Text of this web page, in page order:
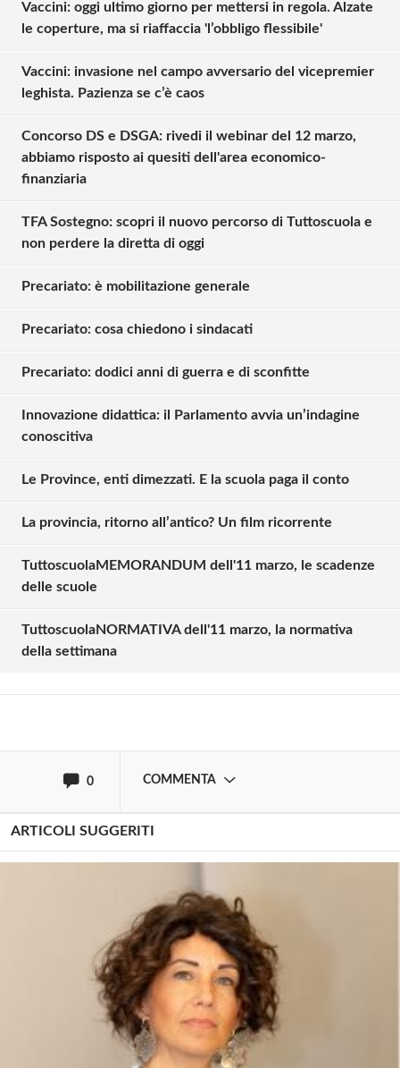
Vaccini: oggi ultimo giorno per mettersi in regola. Alzate
le coperture, ma si riaffaccia 'l’obbligo flessibile'
Vaccini: invasione nel campo avversario del vicepremier
leghista. Pazienza se c’è caos
Concorso DS e DSGA: rivedi il webinar del 12 marzo,
abbiamo risposto ai quesiti dell'area economico-
finanziaria
TFA Sostegno: scopri il nuovo percorso di Tuttoscuola e
non perdere la diretta di oggi
Precariato: è mobilitazione generale
Precariato: cosa chiedono i sindacati
Precariato: dodici anni di guerra e di sconfitte
Innovazione didattica: il Parlamento avvia un’indagine
conoscitiva
Le Province, enti dimezzati. E la scuola paga il conto
La provincia, ritorno all’antico? Un film ricorrente
TuttoscuolaMEMORANDUM dell'11 marzo, le scadenze
delle scuole
TuttoscuolaNORMATIVA dell'11 marzo, la normativa
della settimana
0 COMMENTA
Solo gli utenti registrati possono
Effettua il
ARTICOLI SUGGERITI